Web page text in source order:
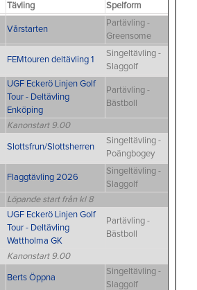
Tävling
Spelform
Vårstarten
Partävling -
Greensome
FEMtouren deltävling 1
Singeltävling -
Slaggolf
UGF Eckerö Linjen Golf
Tour - Deltävling
Enköping
Partävling -
Bästboll
Kanonstart 9.00
Slottsfrun/Slottsherren
Singeltävling -
Poängbogey
Flaggtävling 2026
Singeltävling -
Slaggolf
Löpande start från kl 8
UGF Eckerö Linjen Golf
Tour - Deltävling
Wattholma GK
Partävling -
Bästboll
Kanonstart 9.00
Berts Öppna
Singeltävling -
Slaggolf